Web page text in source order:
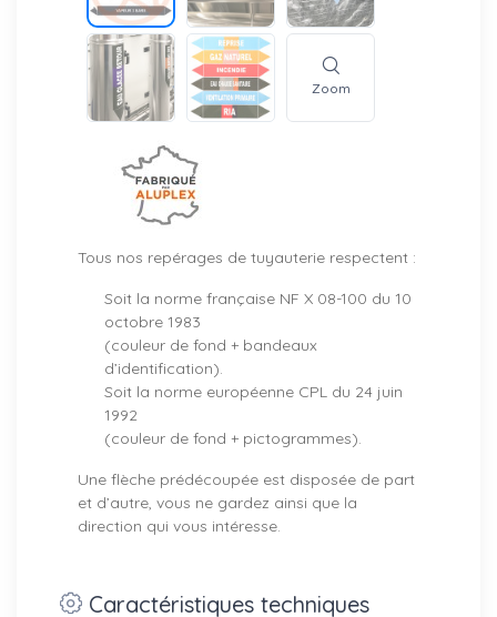
Zoom
Tous nos repérages de tuyauterie respectent :
Soit la norme française NF X 08-100 du 10
octobre 1983
(couleur de fond + bandeaux
d’identification).
Soit la norme européenne CPL du 24 juin
1992
(couleur de fond + pictogrammes).
Une flèche prédécoupée est disposée de part
et d’autre, vous ne gardez ainsi que la
direction qui vous intéresse.
Caractéristiques techniques